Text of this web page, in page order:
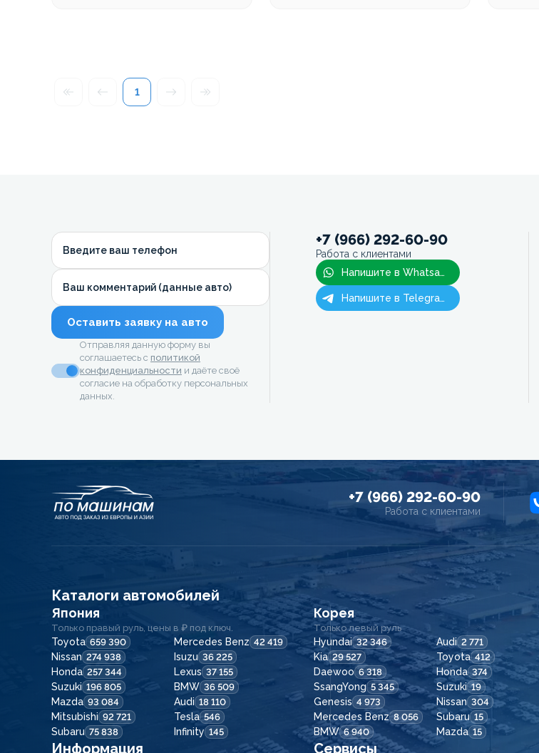
1
Введите ваш телефон
Ваш комментарий (данные авто)
Оставить заявку на авто
Отправляя данную форму вы
соглашаетесь с политикой
конфиденциальности и даёте своё
согласие на обработку персональных
данных.
+7 (966) 292-60-90
Работа с клиентами
Напишите в Whatsapp
Напишите в Telegram
+7 (966) 292-60-90
Работа с клиентами
Каталоги автомобилей
Япония
Только правый руль, цены в ₽ под ключ.
Toyota 659 390 Mercedes Benz 42 419
Nissan 274 938 Isuzu 36 225
Honda 257 344 Lexus 37 155
Suzuki 196 805 BMW 36 509
Mazda 93 084 Audi 18 110
Mitsubishi 92 721 Tesla 546
Subaru 75 838 Infinity 145
Корея
Только левый руль
Hyundai 32 346 Audi 2 771
Kia 29 527 Toyota 412
Daewoo 6 318 Honda 374
SsangYong 5 345 Suzuki 19
Genesis 4 973 Nissan 304
Mercedes Benz 8 056 Subaru 15
BMW 6 940 Mazda 15
Информация Сервисы